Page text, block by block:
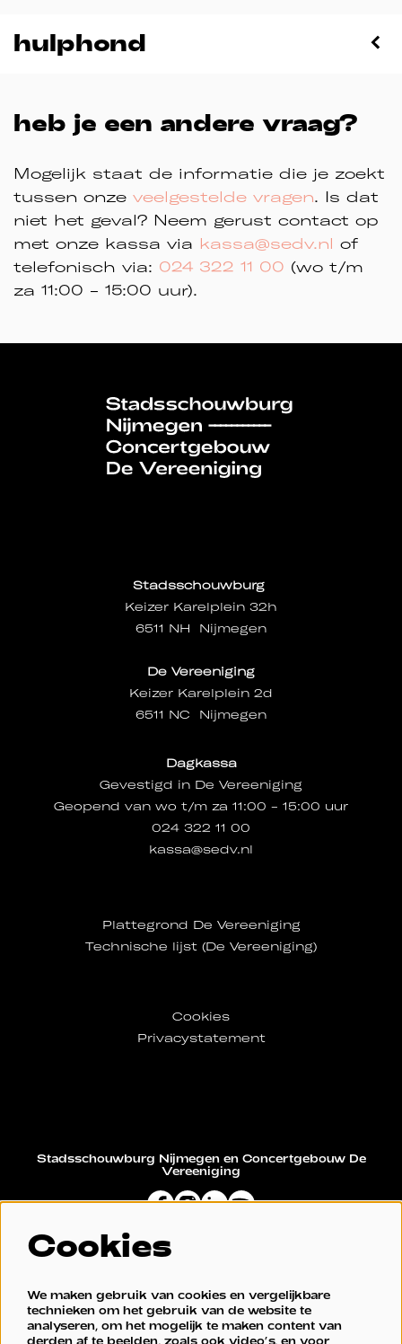
hulphond
heb je een andere vraag?
Mogelijk staat de informatie die je zoekt
tussen onze veelgestelde vragen. Is dat
niet het geval? Neem gerust contact op
met onze kassa via kassa@sedv.nl of
telefonisch via: 024 322 11 00 (wo t/m
za 11:00 - 15:00 uur).
Stadsschouwburg
Keizer Karelplein 32h
6511 NH Nijmegen
De Vereeniging
Keizer Karelplein 2d
6511 NC Nijmegen
Dagkassa
Gevestigd in De Vereeniging
Geopend van wo t/m za 11:00 - 15:00 uur
024 322 11 00
kassa@sedv.nl
Plattegrond De Vereeniging
Technische lijst (De Vereeniging)
Cookies
Privacystatement
Stadsschouwburg Nijmegen en Concertgebouw De
Vereeniging
Cookies
We maken gebruik van cookies en vergelijkbare
technieken om het gebruik van de website te
analyseren, om het mogelijk te maken content van
derden af te beelden, zoals ook video’s, en voor